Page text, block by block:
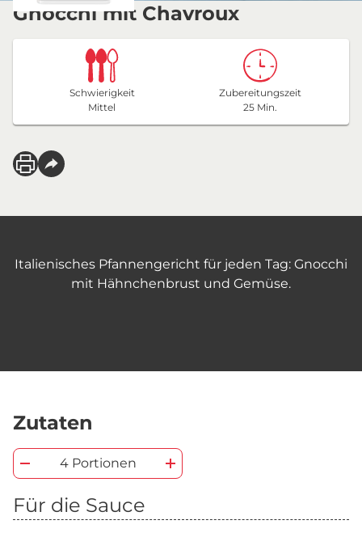
Gnocchi mit Chavroux
Schwierigkeit
Mittel
Zubereitungszeit
25 Min.
Italienisches Pfannengericht für jeden Tag: Gnocchi
mit Hähnchenbrust und Gemüse.
Zutaten
4 Portionen
Für die Sauce